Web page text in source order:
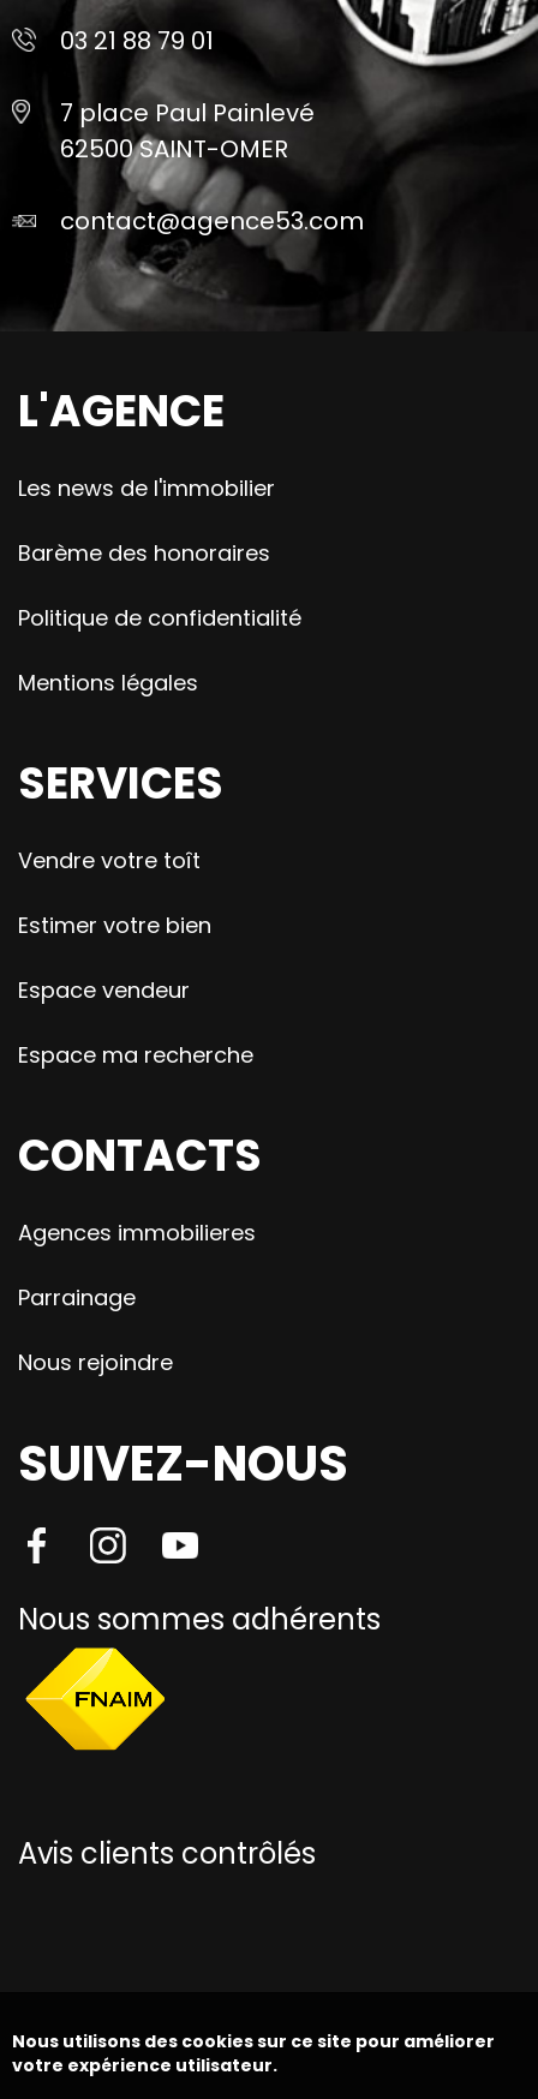
03 21 88 79 01
7 place Paul Painlevé
62500 SAINT-OMER
contact@agence53.com
L'AGENCE
Les news de l'immobilier
Barème des honoraires
Politique de confidentialité
Mentions légales
SERVICES
Vendre votre toît
Estimer votre bien
Espace vendeur
Espace ma recherche
CONTACTS
Agences immobilieres
Parrainage
Nous rejoindre
SUIVEZ-NOUS
Nous sommes adhérents
Avis clients contrôlés
Nous utilisons des cookies sur ce site pour améliorer
votre expérience utilisateur.